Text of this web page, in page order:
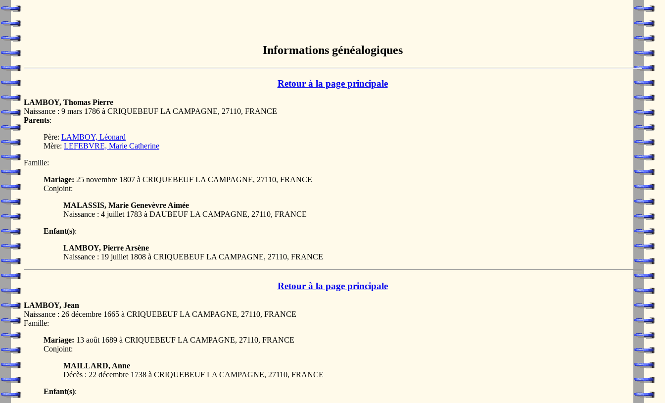
Informations généalogiques
Retour à la page principale
LAMBOY, Thomas Pierre
Naissance : 9 mars 1786 à CRIQUEBEUF LA CAMPAGNE, 27110, FRANCE
Parents:
Père: LAMBOY, Léonard
Mère: LEFEBVRE, Marie Catherine
Famille:
Mariage: 25 novembre 1807 à CRIQUEBEUF LA CAMPAGNE, 27110, FRANCE
Conjoint:
MALASSIS, Marie Genevèvre Aimée
Naissance : 4 juillet 1783 à DAUBEUF LA CAMPAGNE, 27110, FRANCE
Enfant(s):
LAMBOY, Pierre Arsène
Naissance : 19 juillet 1808 à CRIQUEBEUF LA CAMPAGNE, 27110, FRANCE
Retour à la page principale
LAMBOY, Jean
Naissance : 26 décembre 1665 à CRIQUEBEUF LA CAMPAGNE, 27110, FRANCE
Famille:
Mariage: 13 août 1689 à CRIQUEBEUF LA CAMPAGNE, 27110, FRANCE
Conjoint:
MAILLARD, Anne
Décès : 22 décembre 1738 à CRIQUEBEUF LA CAMPAGNE, 27110, FRANCE
Enfant(s):